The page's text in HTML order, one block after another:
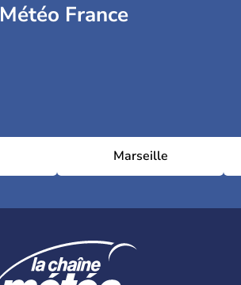
Météo France
Marseille